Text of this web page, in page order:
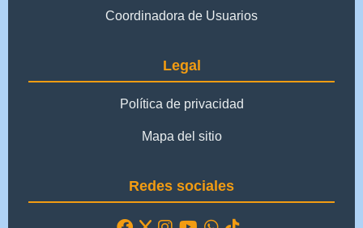
Coordinadora de Usuarios
Legal
Política de privacidad
Mapa del sitio
Redes sociales